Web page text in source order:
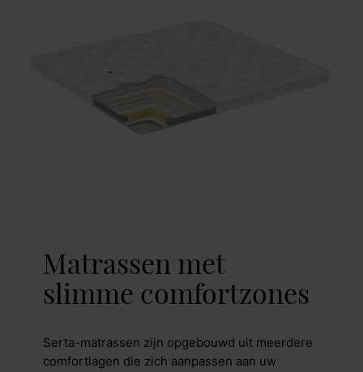
Matrassen met
slimme comfortzones
Serta-matrassen zijn opgebouwd uit meerdere
comfortlagen die zich aanpassen aan uw